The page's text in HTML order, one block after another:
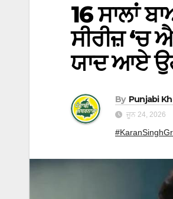
16 ਸਾਲਾਂ
ਸੀਰੀਜ਼ ‘ਚ
ਯਾਦ ਆਏ
By Punjabi
ਜੂਨ 24, 2026